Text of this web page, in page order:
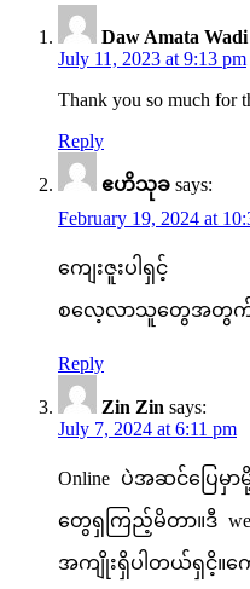
Daw Amata Wadi
July 11, 2023 at 9:13 pm
Thank you so much for
Reply
ဧဟိသုခ says:
February 19, 2024 at
ကျေးဇူးပါရှင့်
စလေ့လာသူတွေအတွက်
Reply
Zin Zin says:
July 7, 2024 at 6:11 pm
Online ပဲအဆင်ပြေမှာ
တွေရှကြည့်မိတာ။ဒီ
အကျိုးရှိပါတယ်ရှငိ့။ကျေ